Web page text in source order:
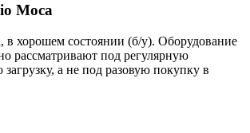
Moca
в хорошем состоянии (б/у). Оборудование
рассматривают под регулярную
а не под разовую покупку в